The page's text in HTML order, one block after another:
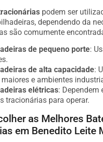
podem ser
dependendo da
são comumente
de pequeno porte:
de alta capacidade:
e ambientes
elétricas: Dependem
tracionárias para operar.
as Melhores
em Benedito Leite